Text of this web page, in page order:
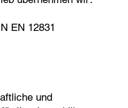
EN 12831
und